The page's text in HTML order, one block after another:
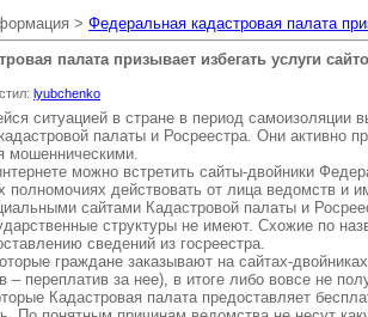
> Федеральная кадастровая палата
палата призывает избегать услуги
lyubchenko
ситуацией в стране в период
палаты и Росреестра. Они активно
мошенническими.
можно встретить сайты-двойники
полномочиях действовать от лица ведомств
сайтами Кадастровой палаты и
структуры не имеют. Схожие по
сведений из госреестра.
граждане заказывают на сайтах-
– переплатив за нее), в итоге либо вовсе не
Кадастровая палата предоставляет